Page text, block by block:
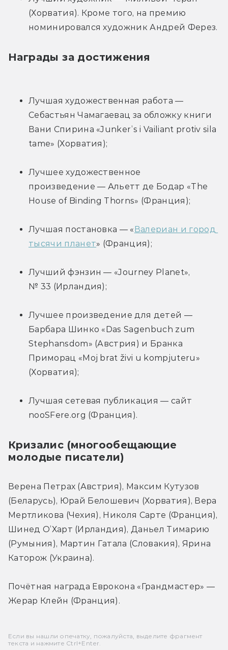
(Хорватия). Кроме того, на премию
номинировался художник Андрей Ферез.
Награды за достижения
Лучшая художественная работа —
Себастьян Чамагаевац за обложку книги
Вани Спирина «Junker’s i Vailiant protiv sila
tame» (Хорватия);
Лучшее художественное
произведение — Альетт де Бодар «The
House of Binding Thorns» (Франция);
Лучшая постановка — «Валериан и город
тысячи планет» (Франция);
Лучший фэнзин — «Journey Planet»,
№ 33 (Ирландия);
Лучшее произведение для детей —
Барбара Шинко «Das Sagenbuch zum
Stephansdom» (Австрия) и Бранка
Приморац «Moj brat živi u kompjuteru»
(Хорватия);
Лучшая сетевая публикация — сайт
nooSFere.org (Франция).
Кризалис (многообещающие
молодые писатели)
Верена Петрах (Австрия), Максим Кутузов
(Беларусь), Юрай Белошевич (Хорватия), Вера
Мертликова (Чехия), Николя Сарте (Франция),
Шинед О’Харт (Ирландия), Даньел Тимарию
(Румыния), Мартин Гатала (Словакия), Ярина
Каторож (Украина).
Почётная награда Еврокона «Грандмастер» —
Жерар Клейн (Франция).
Если вы нашли опечатку, пожалуйста, выделите фрагмент
текста и нажмите Ctrl+Enter.